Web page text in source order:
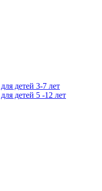
детей 3-7 лет
детей 5 -12 лет